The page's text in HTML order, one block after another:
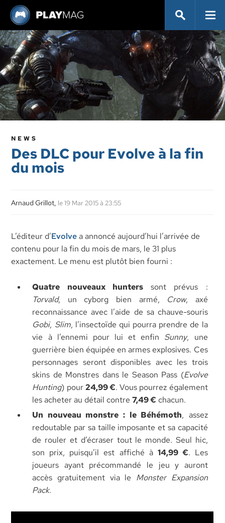
NEWS
Des DLC pour Evolve à la fin
du mois
Arnaud Grillot, le 19 Mar 2015 à 23:55
L’éditeur d’Evolvea annoncé aujourd’hui l’arrivée de
contenu pour la fin du mois de mars, le 31 plus
exactement. Le menu est plutôt bien fourni :
Quatre nouveaux hunterssont prévus :
Torvald, un cyborg bien armé, Crow, axé
reconnaissance avec l’aide de sa chauve-souris
Gobi, Slim, l’insectoïde qui pourra prendre de la
vie à l’ennemi pour lui et enfin Sunny, une
guerrière bien équipée en armes explosives. Ces
personnages seront disponibles avec les trois
skins de Monstres dans le Season Pass (Evolve
Hunting) pour24,99 €. Vous pourrez également
les acheter au détail contre7,49 € chacun.
Un nouveau monstre : le Béhémoth, assez
redoutable par sa taille imposante et sa capacité
de rouler et d’écraser tout le monde. Seul hic,
son prix, puisqu’il est affiché à 14,99 €. Les
joueurs ayant précommandé le jeu y auront
accès gratuitement via le Monster Expansion
Pack.